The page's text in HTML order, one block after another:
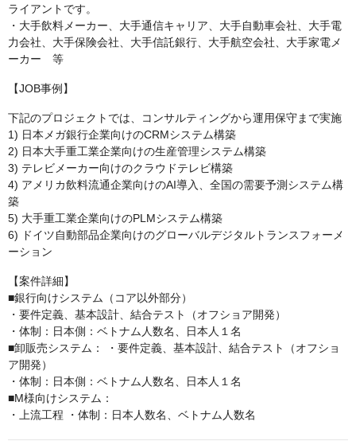
ライアントです。
・大手飲料メーカー、大手通信キャリア、大手自動車会社、大手電
力会社、大手保険会社、大手信託銀行、大手航空会社、大手家電メ
ーカー 等
【JOB事例】
下記のプロジェクトでは、コンサルティングから運用保守まで実施
1) 日本メガ銀行企業向けのCRMシステム構築
2) 日本大手重工業企業向けの生産管理システム構築
3) テレビメーカー向けのクラウドテレビ構築
4) アメリカ飲料流通企業向けのAI導入、全国の需要予測システム構
築
5) 大手重工業企業向けのPLMシステム構築
6) ドイツ自動部品企業向けのグローバルデジタルトランスフォーメ
ーション
【案件詳細】
■銀行向けシステム（コア以外部分）
・要件定義、基本設計、結合テスト（オフショア開発）
・体制：日本側：ベトナム人数名、日本人１名
■卸販売システム： ・要件定義、基本設計、結合テスト（オフショ
ア開発）
・体制：日本側：ベトナム人数名、日本人１名
■M様向けシステム：
・上流工程 ・体制：日本人数名、ベトナム人数名